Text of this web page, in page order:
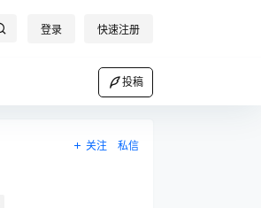
登录 快速注册
投稿
关注 私信